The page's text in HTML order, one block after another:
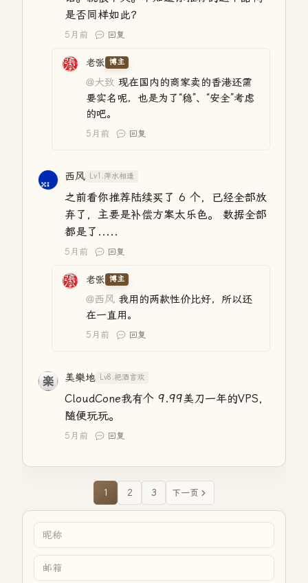
是否同样如此？
5月前 回复
老张 博主
@大致 现在国内的商家卖的香港还需
要实名呢，也是为了“稳”、“安全”考虑
的吧。
5月前 回复
西风 Lv1.萍水相逢
之前看你推荐陆续买了 6 个，已经全部放
弃了，主要是补偿方案太乐色。 数据全部
都是了.....
5月前 回复
老张 博主
@西风 我用的两款性价比好，所以还
在一直用。
5月前 回复
美樂地 Lv8.把酒言欢
CloudCone我有个 9.99美刀一年的VPS，
随便玩玩。
5月前 回复
1 2 3 下一页